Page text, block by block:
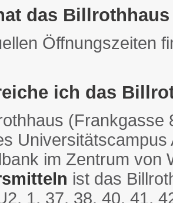
das
Öffnungszeiten
ich das
(Frankgasse
im Zentrum von
ist das
1, 37, 38, 40, 41,